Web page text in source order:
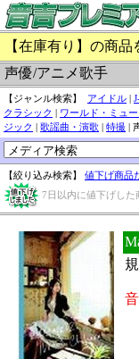
【在庫有り】の商
声優/アニメ歌手
【ジャンル検索】 アイドル |
クラシック | ワールド・ミュ
ジック | 歌謡曲・演歌 | 特撮 |
【絞り込み検索】 値下げ商品
7日以内に値下げし